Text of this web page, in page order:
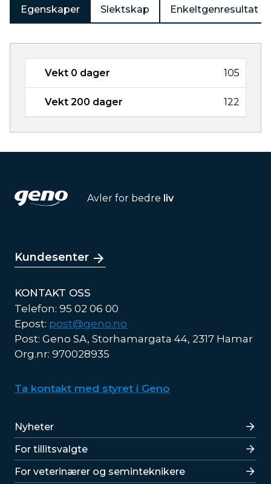
Egenskaper Slektskap Enkeltgenresultat
Vekt 0 dager 105
Vekt 200 dager 122
Avler for bedre liv
Kundesenter
KONTAKT OSS
Telefon: 95 02 06 00
Epost: post@geno.no
Post: Geno SA, Storhamargata 44, 2317 Hamar
Org.nr: 970028935
Ta kontakt med styret i Geno
Lenker
Nyheter
For tillitsvalgte
For veterinærer og seminteknikere